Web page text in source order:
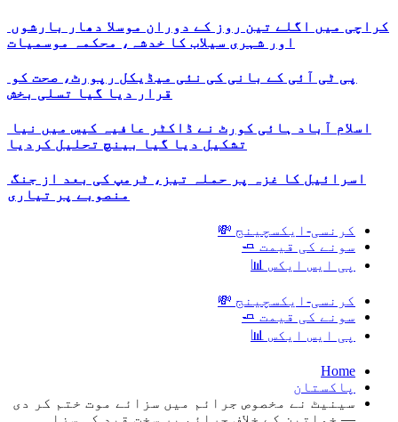
کراچی میں اگلے تین روز کے دوران موسلا دھار بارشوں
اور شہری سیلاب کا خدشہ، محکمہ موسمیات
پی ٹی آئی کے بانی کی نئی میڈیکل رپورٹ، صحت کو
قرار دیا گیا تسلی بخش
اسلام آباد ہائی کورٹ نے ڈاکٹر عافیہ کیس میں نیا
تشکیل دیا گیا بینچ تحلیل کردیا
اسرائیل کا غزہ پر حملہ تیز، ٹرمپ کی بعد از جنگ
منصوبے پر تیاری
کرنسی-ایکسچینج 💸
سونے کی قیمت 🧈
پی ایس ایکس 📊
کرنسی-ایکسچینج 💸
سونے کی قیمت 🧈
پی ایس ایکس 📊
Home
پاکستان
سینیٹ نے مخصوص جرائم میں سزائے موت ختم کر دی
— خواتین کے خلاف جرائم پر سخت قید کی سزا